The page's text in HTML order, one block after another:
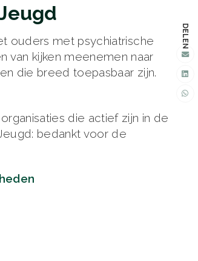
ouders met psychiatrische
van kijken meenemen naar
die breed toepasbaar zijn.
die actief zijn in de
bedankt voor de
DELEN